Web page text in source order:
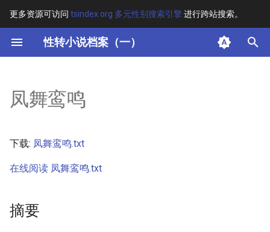
更多资源可访问 tsindex.org 多元性别搜索引擎进行跨站搜索。
性转小说档案（一）
键
开
搜
索
其他信息
正文
凤舞鸾鸣
下载: 凤舞鸾鸣.txt
在线阅读 凤舞鸾鸣.txt
摘要